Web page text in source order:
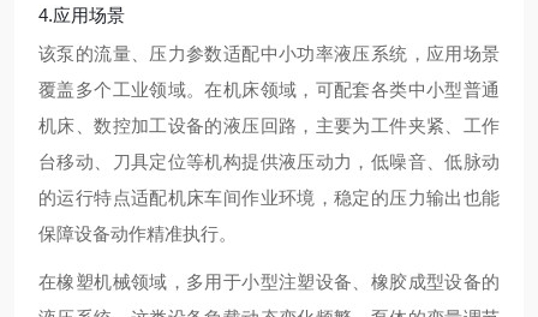
4.应用场景
该泵的流量、压力参数适配中小功率液压系统，应用场景
覆盖多个工业领域。在机床领域，可配套各类中小型普通
机床、数控加工设备的液压回路，主要为工件夹紧、工作
台移动、刀具定位等机构提供液压动力，低噪音、低脉动
的运行特点适配机床车间作业环境，稳定的压力输出也能
保障设备动作精准执行。
在橡塑机械领域，多用于小型注塑设备、橡胶成型设备的